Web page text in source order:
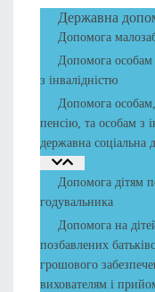
Державна
Допомога
Допомога особам
з інвалідністю
Допомога
пенсію, та особам з
державна соціальна
Допомога дітям
годувальника
Допомога на
позбавлених
грошового
вихователям і